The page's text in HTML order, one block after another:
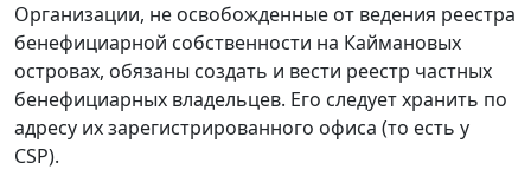
Организации, не освобожденные от ведения реестра
бенефициарной собственности на Каймановых
островах, обязаны создать и вести реестр частных
бенефициарных владельцев. Его следует хранить по
адресу их зарегистрированного офиса (то есть у
CSP).